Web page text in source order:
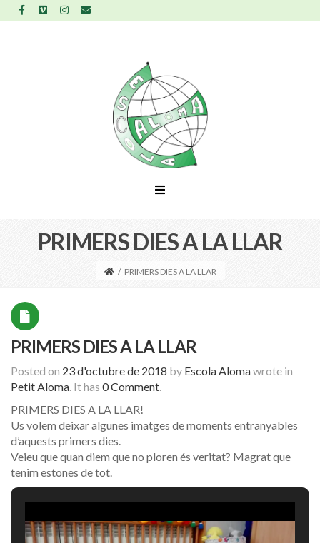
PRIMERS DIES A LA LLAR
/ PRIMERS DIES A LA LLAR
PRIMERS DIES A LA LLAR
Posted on 23 d'octubre de 2018 by Escola Alomawrote in
Petit Aloma. It has 0 Comment.
PRIMERS DIES A LA LLAR!
Us volem deixar algunes imatges de moments entranyables
d’aquests primers dies.
Veieu que quan diem que no ploren és veritat? Magrat que
tenim estones de tot.